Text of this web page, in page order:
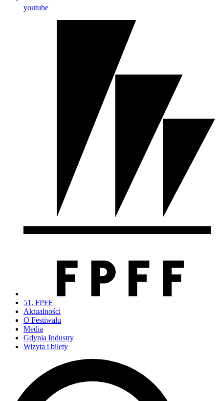
youtube
51. FPFF
Aktualności
O Festiwalu
Media
Gdynia Industry
Wizyta i bilety